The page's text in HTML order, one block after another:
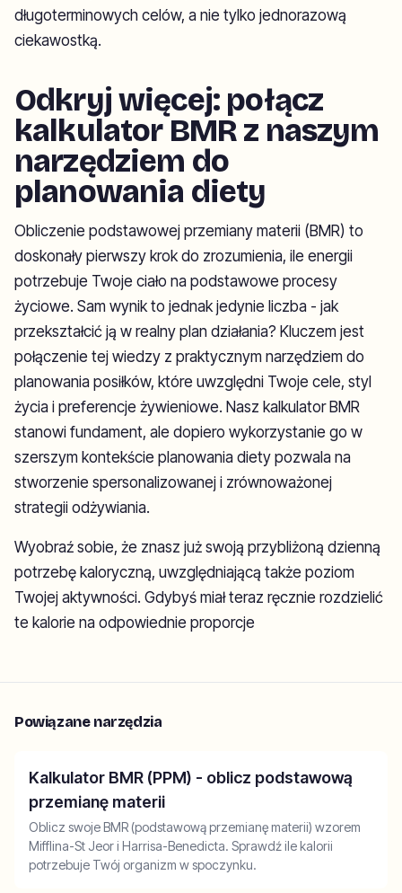
długoterminowych celów, a nie tylko jednorazową
ciekawostką.
Odkryj więcej: połącz
kalkulator BMR z naszym
narzędziem do
planowania diety
Obliczenie podstawowej przemiany materii (BMR) to
doskonały pierwszy krok do zrozumienia, ile energii
potrzebuje Twoje ciało na podstawowe procesy
życiowe. Sam wynik to jednak jedynie liczba - jak
przekształcić ją w realny plan działania? Kluczem jest
połączenie tej wiedzy z praktycznym narzędziem do
planowania posiłków, które uwzględni Twoje cele, styl
życia i preferencje żywieniowe. Nasz kalkulator BMR
stanowi fundament, ale dopiero wykorzystanie go w
szerszym kontekście planowania diety pozwala na
stworzenie spersonalizowanej i zrównoważonej
strategii odżywiania.
Wyobraź sobie, że znasz już swoją przybliżoną dzienną
potrzebę kaloryczną, uwzględniającą także poziom
Twojej aktywności. Gdybyś miał teraz ręcznie rozdzielić
te kalorie na odpowiednie proporcje
Powiązane narzędzia
Kalkulator BMR (PPM) - oblicz podstawową
przemianę materii
Oblicz swoje BMR (podstawową przemianę materii) wzorem
Mifflina-St Jeor i Harrisa-Benedicta. Sprawdź ile kalorii
potrzebuje Twój organizm w spoczynku.